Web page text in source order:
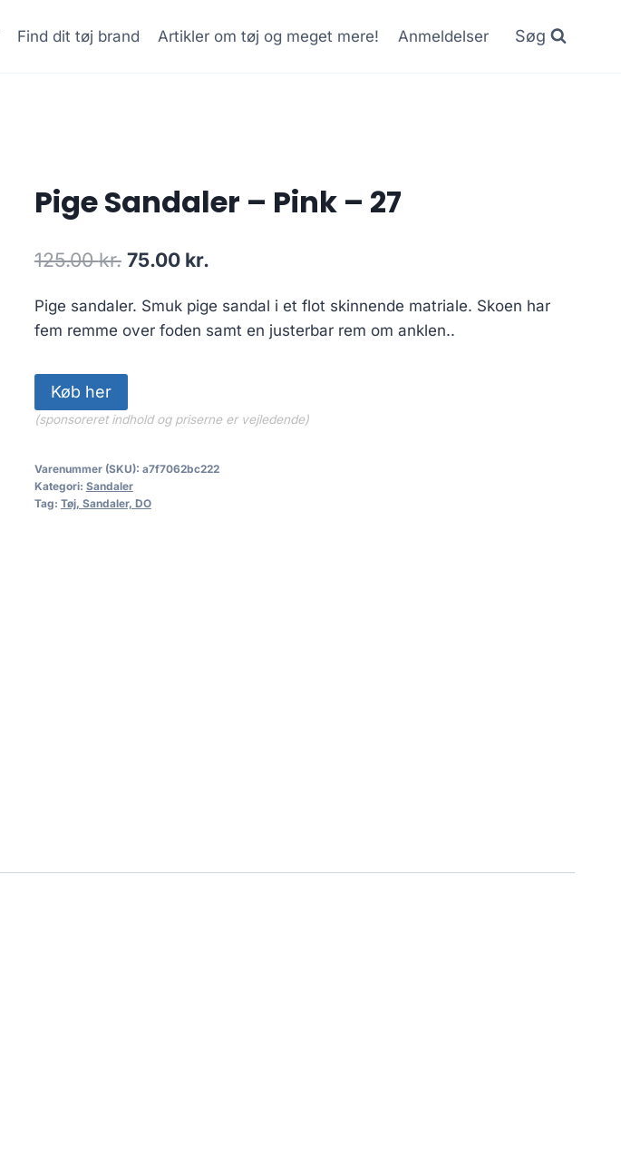
Find dit tøj brand Artikler om tøj og meget mere! Anmeldelser Søg
Pige Sandaler – Pink – 27
125.00kr. Original
was:
75.00 kr.
is:
Pige sandaler. Smuk pige sandal i et flot skinnende matriale. Skoen har
fem remme over foden samt en justerbar rem om anklen..
Køb her
(sponsoreret indhold og priserne er vejledende)
Varenummer (SKU): a7f7062bc222
Kategori: Sandaler
Tag: Tøj, Sandaler, DO